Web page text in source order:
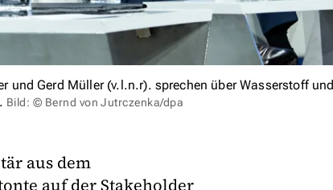
und Gerd Müller (v.l.n.r). sprechen über Wasserstoff und
Bild: © Bernd von Jutrczenka/dpa
aus dem
auf der Stakeholder